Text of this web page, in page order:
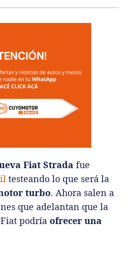
Fiat Strada fue
testeando lo que será la
turbo. Ahora salen a
que adelantan que la
podría ofrecer una